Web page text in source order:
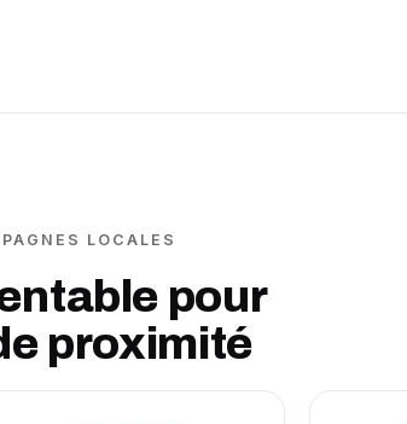
LOCALES
pour
proximité